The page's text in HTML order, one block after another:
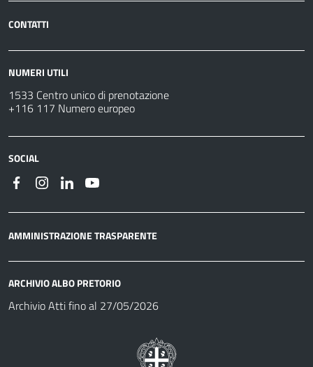
CONTATTI
NUMERI UTILI
1533 Centro unico di prenotazione
+116 117 Numero europeo
SOCIAL
AMMINISTRAZIONE TRASPARENTE
ARCHIVIO ALBO PRETORIO
Archivio Atti fino al 27/05/2026